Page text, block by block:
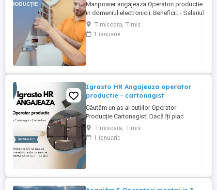
Manpower angajeaza Operatori productie
in domeniul electronicii. Beneficii: - Salariul
- 5200 (in functie de experienta in
domeniul electronicii); - Tichete de masa
de 35 de lei zi lucratoare; - Mediu de lucru
Timisoara, Timis
1 ianuarie
Igrasto HR Angajeaza operator
productie - cartonagist
Căutăm un as al cutiilor Operator
Producție Cartonagist! Dacă îți plac
lucrurile bine făcute, ai ochi de vultur
pentru detalii și îți place să vezi cum dintr-
o bucată de carton iese ceva util și fain
Timisoara, Timis
1 ianuarie